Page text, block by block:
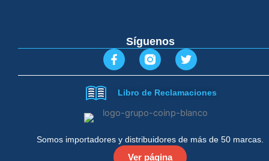
Somos importadores y distribuidores de más de 50 marcas.
Ver página
Síguenos
F
a
c
b
o
-
f
T
w
i
t
e
r
Libro de Reclamaciones